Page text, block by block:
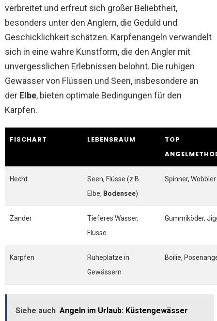
verbreitet und erfreut sich großer Beliebtheit,
besonders unter den Anglern, die Geduld und
Geschicklichkeit schätzen. Karpfenangeln verwandelt
sich in eine wahre Kunstform, die den Angler mit
unvergesslichen Erlebnissen belohnt. Die ruhigen
Gewässer von Flüssen und Seen, insbesondere an
der Elbe, bieten optimale Bedingungen für den
Karpfen.
FISCHART LEBENSRAUM
TOP
Hecht
Seen, Flüsse (z.B.
Elbe, Bodensee)
Spinner, Wobbler
Zander
Tieferes Wasser,
Flüsse
Gummiköder,
Karpfen
Ruheplätze in
Gewässern
Boilie,
Siehe auch Angeln im Urlaub: Küstengewässer